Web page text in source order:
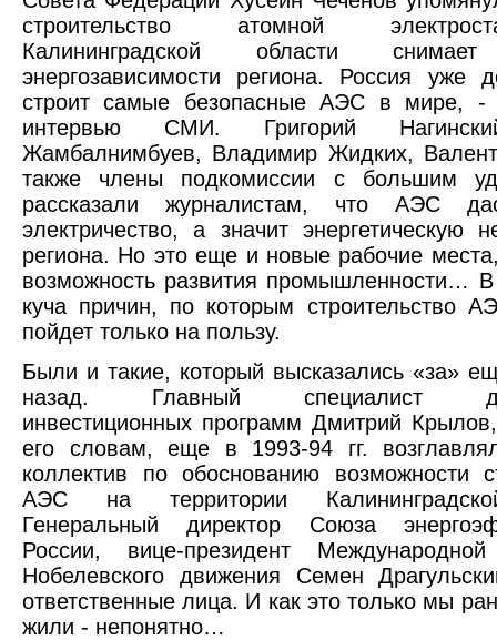
строительство атомной
Калининградской области
энергозависимости региона. Россия уже
строит самые безопасные АЭС в мире, -
интервью СМИ. Григорий
Жамбалнимбуев, Владимир Жидких,
также члены подкомиссии с большим
рассказали журналистам, что АЭС
электричество, а значит энергетическую
региона. Но это еще и новые рабочие
возможность развития промышленности…
куча причин, по которым строительство
пойдет только на пользу.
Были и такие, который высказались «за»
назад. Главный специалист
инвестиционных программ Дмитрий
его словам, еще в 1993-94 гг.
коллектив по обоснованию возможности
АЭС на территории
Генеральный директор Союза
России, вице-президент Международной
Нобелевского движения Семен
ответственные лица. И как это только мы
жили - непонятно…